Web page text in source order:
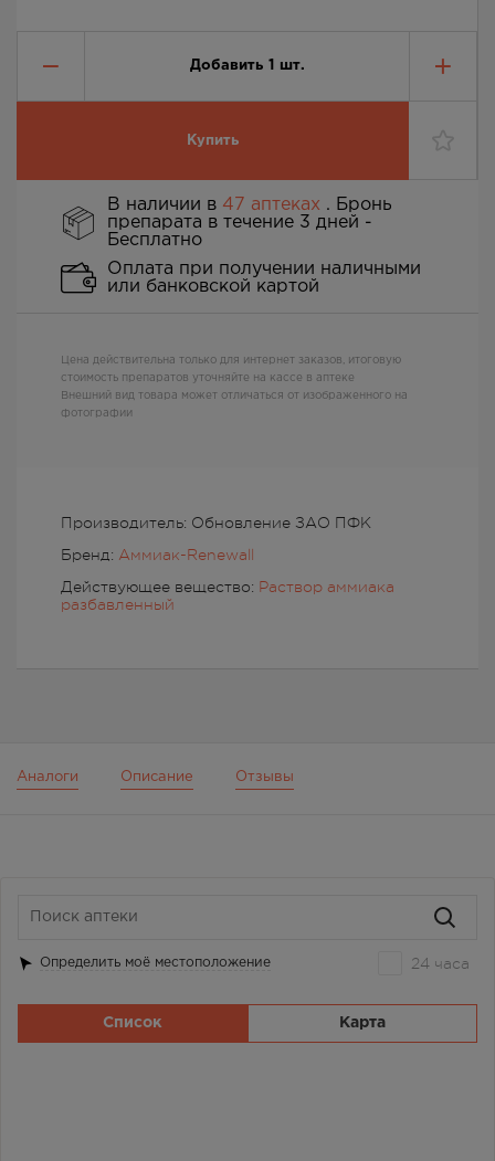
Добавить 1 шт.
Купить
Производитель: Обновление ЗАО ПФК
Бренд: Аммиак-Renewall
Действующее вещество: Раствор аммиака
разбавленный
В наличии в 47 аптеках . Бронь
препарата в течение 3 дней -
Бесплатно
Оплата при получении наличными
или банковской картой
Цена действительна только для интернет заказов, итоговую
стоимость препаратов уточняйте на кассе в аптеке
Внешний вид товара может отличаться от изображенного на
фотографии
Аналоги Описание Отзывы
Определить моё местоположение 24 часа
Список Карта